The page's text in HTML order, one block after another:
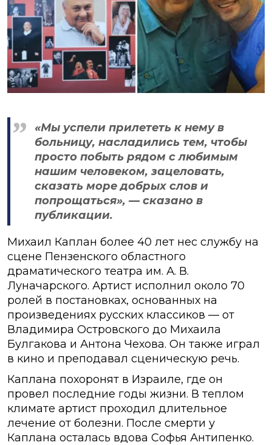
«Мы успели прилететь к нему в
больницу, насладились тем, чтобы
просто побыть рядом с любимым
нашим человеком, зацеловать,
сказать море добрых слов и
попрощаться», — сказано в
публикации.
Михаил Каплан более 40 лет нес службу на
сцене Пензенского областного
драматического театра им. А. В.
Луначарского. Артист исполнил около 70
ролей в постановках, основанных на
произведениях русских классиков — от
Владимира Островского до Михаила
Булгакова и Антона Чехова. Он также играл
в кино и преподавал сценическую речь.
Каплана похоронят в Израиле, где он
провел последние годы жизни. В теплом
климате артист проходил длительное
лечение от болезни. После смерти у
Каплана осталась вдова Софья Антипенко.